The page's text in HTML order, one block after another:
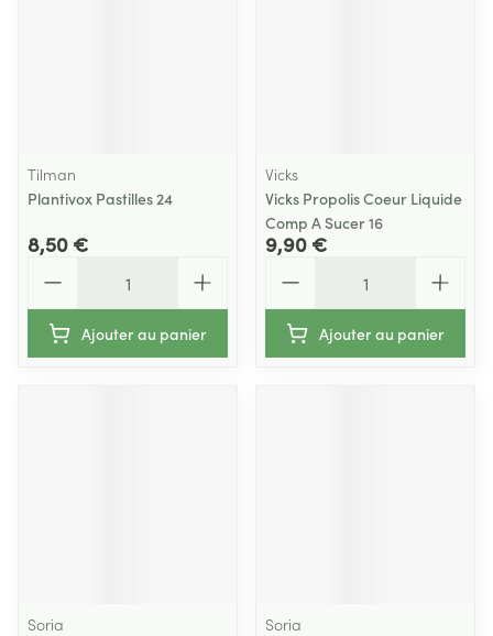
Tilman
Plantivox Pastilles 24
8,50 €
Ajouter au panier
Vicks
Vicks Propolis Coeur Liquide
Comp A Sucer 16
9,90 €
Ajouter au panier
Soria
Soria